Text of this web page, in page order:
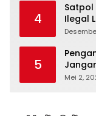
4
Satpol
Ilegal
5
‘Spa
Mei 2,